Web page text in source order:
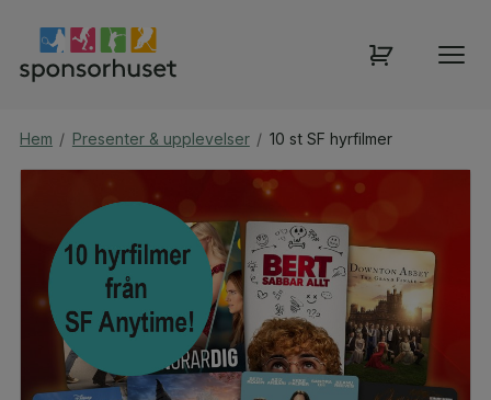
Hem / Presenter & upplevelser / 10 st SF hyrfilmer